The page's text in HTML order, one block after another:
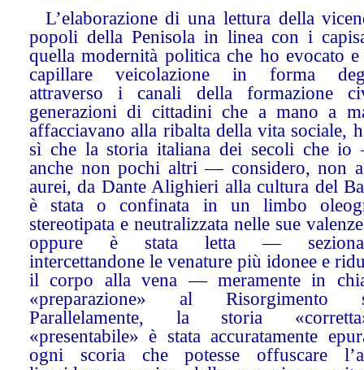
L’elaborazione di una lettura della
popoli della Penisola in linea con i
quella modernità politica che ho evocato e
capillare veicolazione in forma
attraverso i canali della formazione
generazioni di cittadini che a mano a
affacciavano alla ribalta della vita sociale,
sì che la storia italiana dei secoli che
anche non pochi altri — considero, non
aurei, da Dante Alighieri alla cultura del
è stata o confinata in un limbo
stereotipata e neutralizzata nelle sue
oppure è stata letta —
intercettandone le venature più idonee e
il corpo alla vena — meramente in
«preparazione» al Risorgimento
Parallelamente, la storia
«presentabile» è stata accuratamente
ogni scoria che potesse offuscare